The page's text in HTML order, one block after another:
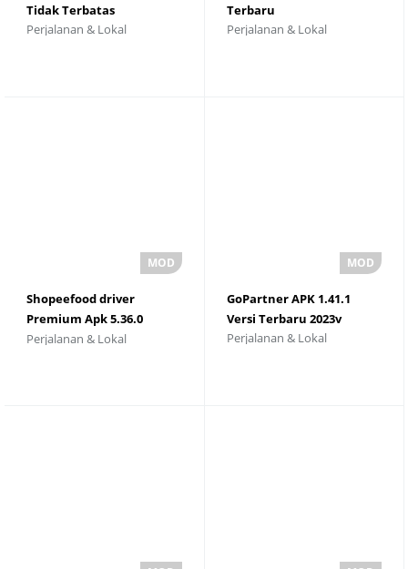
Tidak Terbatas
Perjalanan & Lokal
Terbaru
Perjalanan & Lokal
Shopeefood driver
Premium Apk 5.36.0
Unduh Versi Terbaru
Perjalanan & Lokal
GoPartner APK 1.41.1
Versi Terbaru 2023v
Perjalanan & Lokal